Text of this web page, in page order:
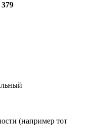
379
(например тот